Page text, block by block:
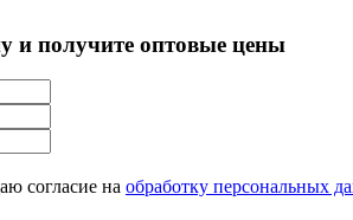
и получите оптовые цены
согласие на обработку персональных